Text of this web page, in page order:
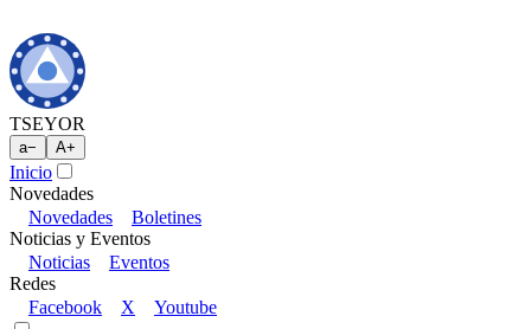
TSEYOR
a− A+
Inicio
Novedades
Novedades
Boletines
Noticias y Eventos
Noticias
Eventos
Redes
Facebook
X Youtube